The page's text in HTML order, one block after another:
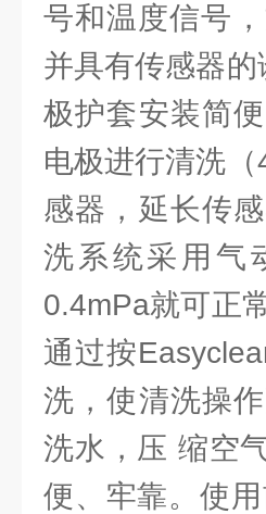
号和温度信号
并具有传感器
极护套安装简
电极进行清洗
感器，延长传
洗系统采用气
0.4mPa就可正
通过按
洗，使清洗操
洗水，压 缩空
便、牢靠。使